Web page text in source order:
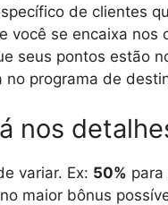
de clientes
você se encaixa nos
seus pontos estão
no programa de
nos
variar. Ex: 50%
maior bônus